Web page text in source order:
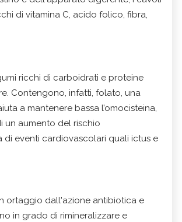
di vitamina C, acido folico, fibra,
ricchi di carboidrati e proteine
Contengono, infatti, folato, una
a mantenere bassa l’omocisteina,
un aumento del rischio
di eventi cardiovascolari quali ictus e
ortaggio dall'azione antibiotica e
in grado di rimineralizzare e